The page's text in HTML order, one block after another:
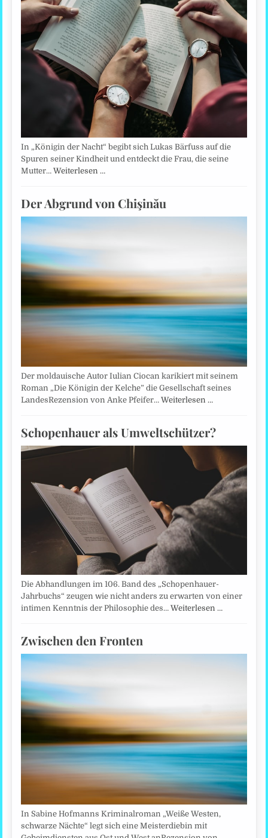
In „Königin der Nacht“ begibt sich Lukas Bärfuss auf die
Spuren seiner Kindheit und entdeckt die Frau, die seine
Mutter…Weiterlesen …
Der Abgrund von Chişinău
Der moldauische Autor Iulian Ciocan karikiert mit seinem
Roman „Die Königin der Kelche” die Gesellschaft seines
LandesRezension von Anke Pfeifer…Weiterlesen …
Schopenhauer als Umweltschützer?
Die Abhandlungen im 106. Band des „Schopenhauer-
Jahrbuchs“ zeugen wie nicht anders zu erwarten von einer
intimen Kenntnis der Philosophie des…Weiterlesen …
Zwischen den Fronten
In Sabine Hofmanns Kriminalroman „Weiße Westen,
schwarze Nächte“ legt sich eine Meisterdiebin mit